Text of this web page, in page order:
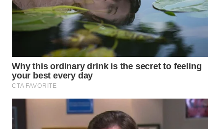
WN
KEPULAUAN
WN
TANGERANG
WN